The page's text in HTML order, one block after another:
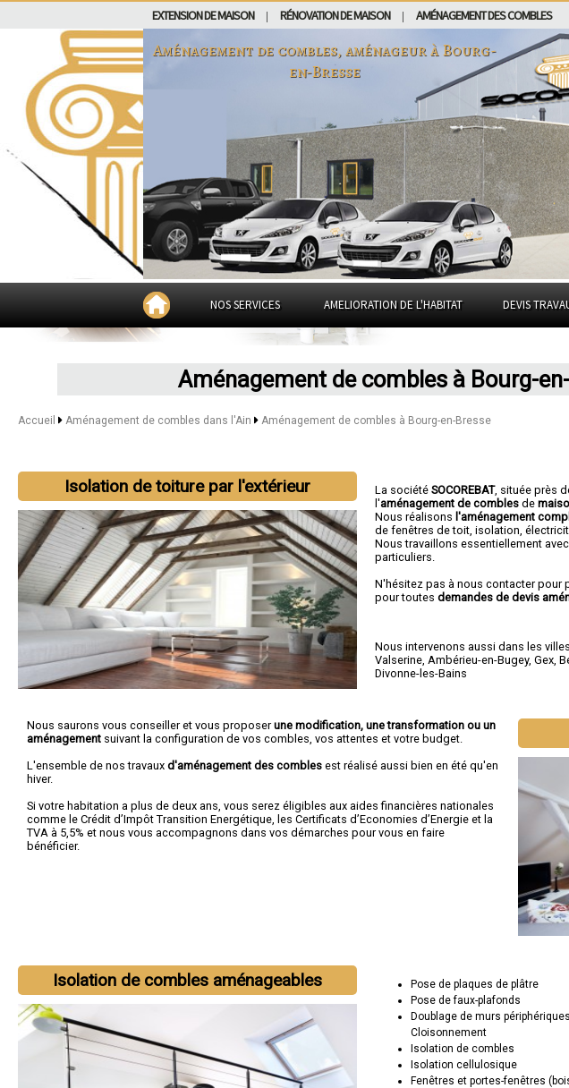
EXTENSION DE MAISON RÉNOVATION DE MAISON AMÉNAGEMENT DES COMBLES
Aménagement de combles, aménageur àBourg-
en-Bresse
NOS SERVICES AMELIORATION DE L'HABITAT DEVIS
Aménagement de combles à Bourg-
Accueil Aménagement de combles dans l'Ain Aménagement de combles à Bourg-en-Bresse
Isolation de toiture par l'extérieur La sociétéSOCOREBAT, située près
l'aménagement de combles de
Nous réalisons l'aménagement
de fenêtres de toit, isolation,
Nous travaillons essentiellement
particuliers.
N'hésitez pas à nous contacter
pour toutesdemandes de devis
Nous intervenons aussi dans les
Valserine,Ambérieu-en-Bugey,Gex,
Divonne-les-Bains
Nous saurons vous conseiller et vous proposerune modification, une transformation ou un
aménagement suivant la configuration de vos combles, vos attentes et votre budget.
L'ensemble de nos travaux d'aménagement des combles est réalisé aussi bien en été qu'en
hiver.
Si votre habitation a plus de deux ans, vous serez éligibles aux aides financières nationales
comme le Crédit d’Impôt Transition Energétique, les Certificats d’Economies d’Energie et la
TVA à 5,5% et nous vous accompagnons dans vos démarches pour vous en faire
bénéficier.
Isolation de combles aménageables
Pose de plaques de plâtre
Pose de faux-plafonds
Doublage de murs
Cloisonnement
Isolation de combles
Isolation cellulosique
Fenêtres et portes-fenêtres